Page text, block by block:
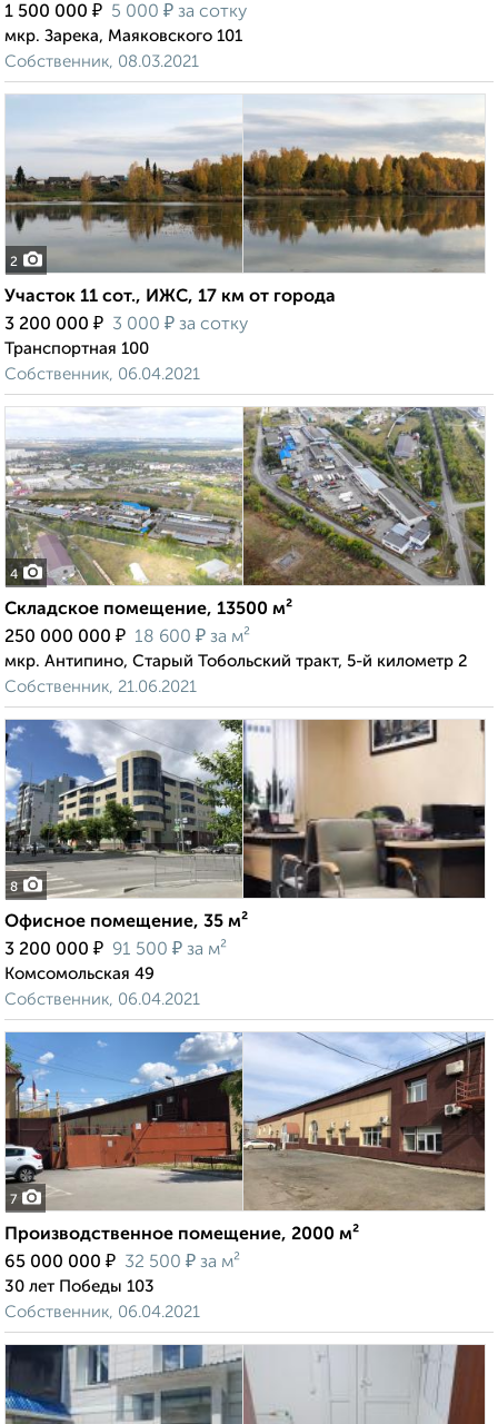
1 500 000 ₽ 5 000 ₽ за сотку
мкр. Зарека, Маяковского 101
Собственник, 08.03.2021
2
Участок 11 сот., ИЖС, 17 км от города
3 200 000 ₽ 3 000 ₽ за сотку
Транспортная 100
Собственник, 06.04.2021
4
Складское помещение, 13500 м²
250 000 000 ₽ 18 600 ₽ за м²
мкр. Антипино, Старый Тобольский тракт, 5-й километр 2
Собственник, 21.06.2021
8
Офисное помещение, 35 м²
3 200 000 ₽ 91 500 ₽ за м²
Комсомольская 49
Собственник, 06.04.2021
7
Производственное помещение, 2000 м²
65 000 000 ₽ 32 500 ₽ за м²
30 лет Победы 103
Собственник, 06.04.2021